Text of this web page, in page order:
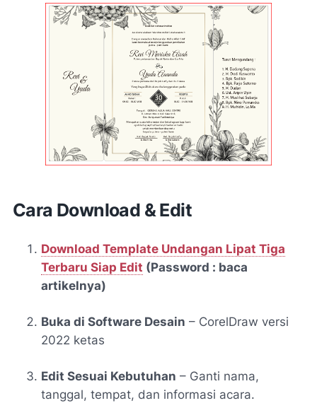
Cara Download & Edit
Download Template Undangan Lipat Tiga
Terbaru Siap Edit (Password : baca
artikelnya)
Buka di Software Desain – CorelDraw versi
2022 ketas
Edit Sesuai Kebutuhan – Ganti nama,
tanggal, tempat, dan informasi acara.